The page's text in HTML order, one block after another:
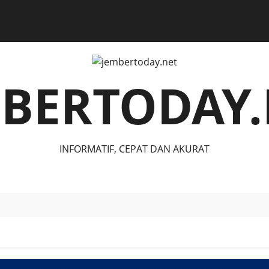
INFORMATIF, CEPAT DAN AKURAT